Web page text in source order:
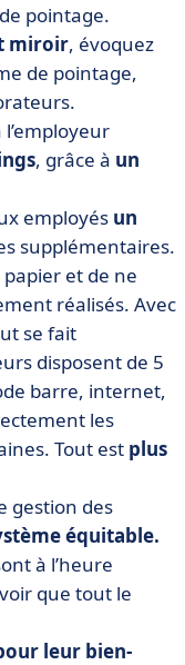
pointage.
miroir, évoquez
de pointage,
, grâce à un
employés un
supplémentaires.
et de ne
réalisés. Avec
se fait
disposent de 5
barre, internet,
les
Tout est plus
gestion des
équitable.
à l’heure
que tout le
leur bien-